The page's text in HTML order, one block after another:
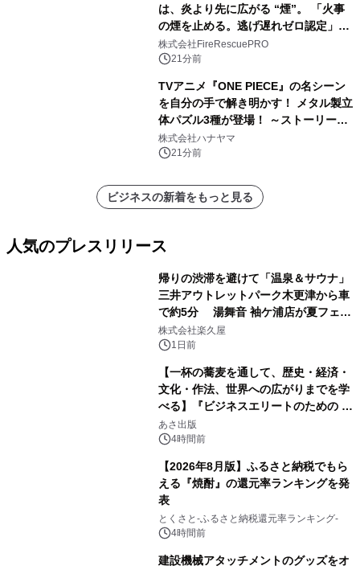
は、炎より先に広がる “煙”。 「火事
の煙を止める。逃げ遅れゼロ認定」提
供開始
株式会社FireRescuePRO
21分前
TVアニメ『ONE PIECE』の名シーン
を自分の手で解き明かす！ メタル製立
体パズル3種が登場！ ～ストーリーと
ギミックが融合した 大人の体験型パズ
ルが8月7日(金)12時より先行予約受付
株式会社ハナヤマ
21分前
ビジネスの新着をもっと見る
人気のプレスリリース
帰りの渋滞を避けて「温泉＆サウナ」
三井アウトレットパーク木更津から車
で約5分 湯舞音 袖ケ浦店が夏フェア
メニューを提供
株式会社楽久屋
1日前
【一杯の蕎麦を通して、歴史・経済・
文化・作法、世界への広がりまでを学
べる】『ビジネスエリートのための 教
養としての蕎麦』2026年8月25日
（火）発売
あさ出版
4時間前
【2026年8月版】ふるさと納税でもら
える『焼酎』の還元率ランキングを発
表
とくさと-ふるさと納税還元率ランキング-
4時間前
建設機械アタッチメントのグッズをオ